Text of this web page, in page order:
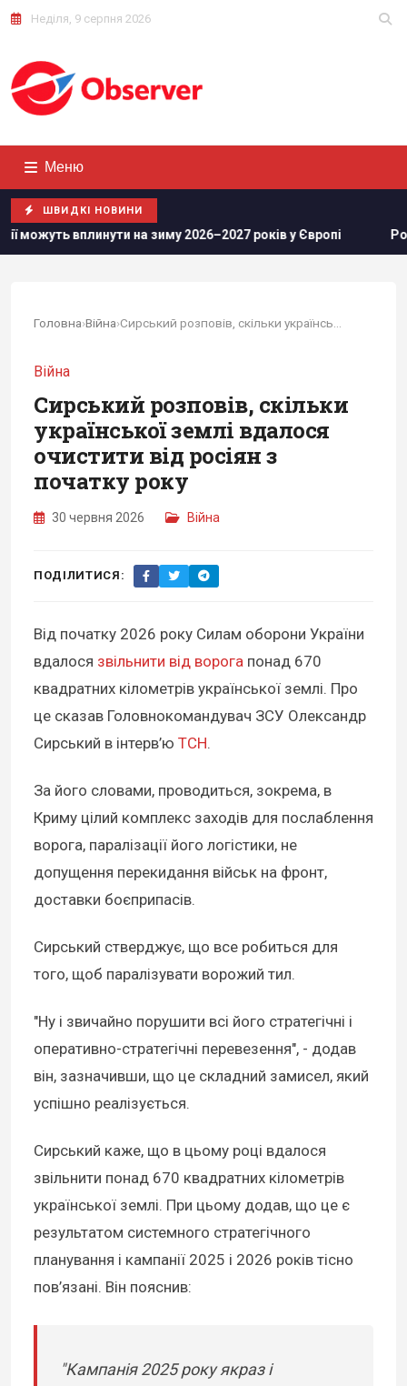
Неділя, 9 серпня 2026
Меню
ШВИДКІ НОВИНИ
на зиму 2026–2027 років у Європі Росіяни
Головна›Війна›
Війна
Сирський розповів, скільки
української землі вдалося
очистити від росіян з
початку року
30 червня 2026 Війна
ПОДІЛИТИСЯ:
Від початку 2026 року Силам оборони України
вдалося звільнити від ворога понад 670
квадратних кілометрів української землі. Про
це сказав Головнокомандувач ЗСУ Олександр
Сирський в інтерв’ю ТСН.
За його словами, проводиться, зокрема, в
Криму цілий комплекс заходів для послаблення
ворога, паралізації його логістики, не
допущення перекидання військ на фронт,
доставки боєприпасів.
Сирський стверджує, що все робиться для
того, щоб паралізувати ворожий тил.
"Ну і звичайно порушити всі його стратегічні і
оперативно-стратегічні перевезення", - додав
він, зазначивши, що це складний замисел, який
успішно реалізується.
Сирський каже, що в цьому році вдалося
звільнити понад 670 квадратних кілометрів
української землі. При цьому додав, що це є
результатом системного стратегічного
планування і кампанії 2025 і 2026 років тісно
пов’язані. Він пояснив:
"Кампанія 2025 року якраз і